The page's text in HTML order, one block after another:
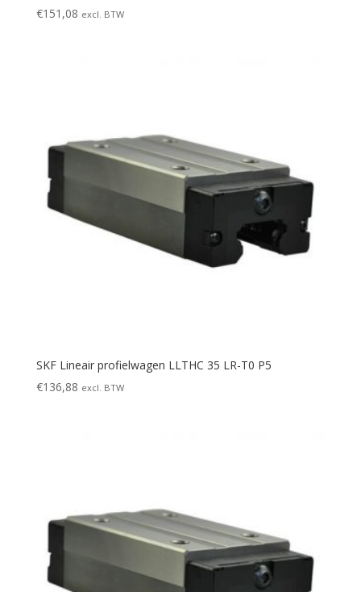
€151,08 excl. BTW
SKF Lineair profielwagen LLTHC 35 LR-T0 P5
€136,88 excl. BTW